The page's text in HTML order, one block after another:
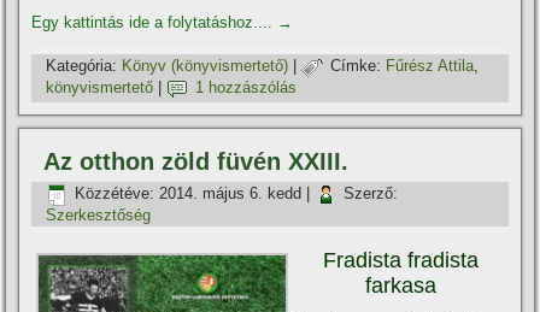
Egy kattintás ide a folytatáshoz.... →
Kategória: Könyv (könyvismertető) | Címke: Fűrész Attila,
könyvismertető
1 hozzászólás
Az otthon zöld füvén XXIII.
Közzétéve: 2014. május 6. kedd
Szerző:
Szerkesztőség
Fradista fradista
farkasa